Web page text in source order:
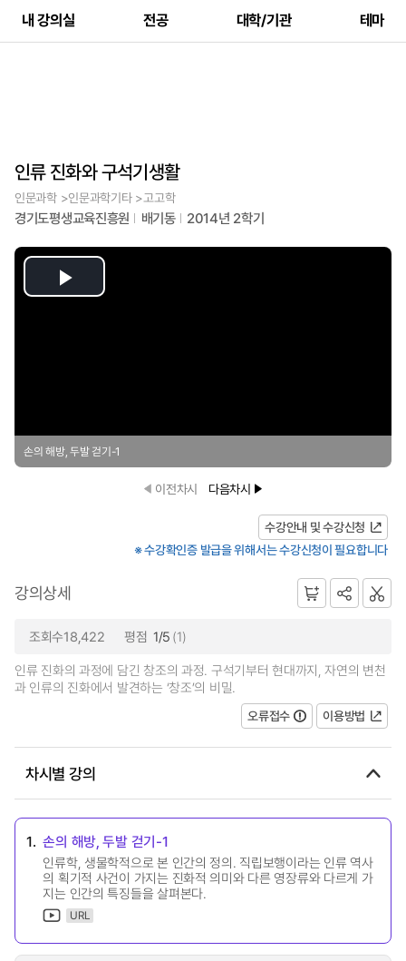
내 강의실 전공 대학/기관 테마
인류 진화와 구석기생활
인문과학 >인문과학기타 >고고학
경기도평생교육진흥원 배기동 2014년 2학기
Play
손의 해방, 두발 걷기-1
이전차시 다음차시
수강안내 및 수강신청
※ 수강확인증 발급을 위해서는 수강신청이 필요합니다
강의상세
조회수18,422 평점 1/5 (1)
인류 진화의 과정에 담긴 창조의 과정. 구석기부터 현대까지, 자연의 변천
과 인류의 진화에서 발견하는 ‘창조’의 비밀.
오류접수
이용방법
차시별 강의
1. 손의 해방, 두발 걷기-1
인류학, 생물학적으로 본 인간의 정의. 직립보행이라는 인류 역사
의 획기적 사건이 가지는 진화적 의미와 다른 영장류와 다르게 가
지는 인간의 특징들을 살펴본다.
URL